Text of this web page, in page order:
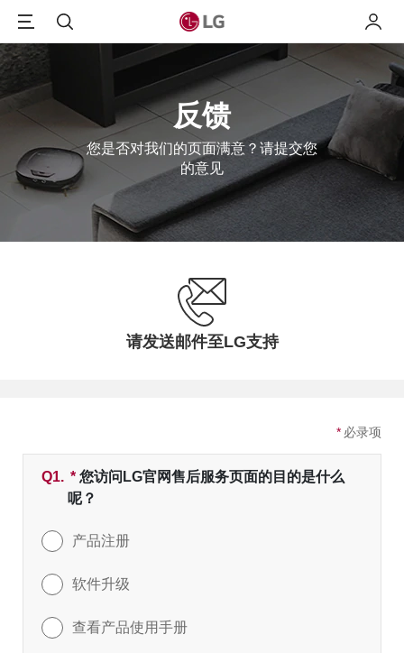
搜索 我的
反馈
您是否对我们的页面满意？请提交您
的意见
请发送邮件至LG支持
* 必录项
Q1. * 必填字段
您访问LG官网售后服务页面的目的是什么
呢？
产品注册
软件升级
查看产品使用手册